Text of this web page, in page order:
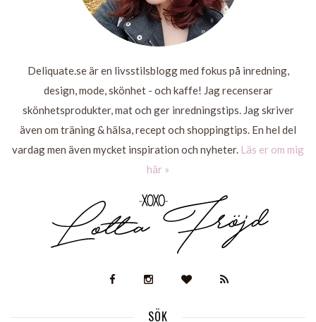
Deliquate.se är en livsstilsblogg med fokus på inredning,
design, mode, skönhet - och kaffe! Jag recenserar
skönhetsprodukter, mat och ger inredningstips. Jag skriver
även om träning & hälsa, recept och shoppingtips. En hel del
vardag men även mycket inspiration och nyheter. Läs er om mig
här »
SÖK